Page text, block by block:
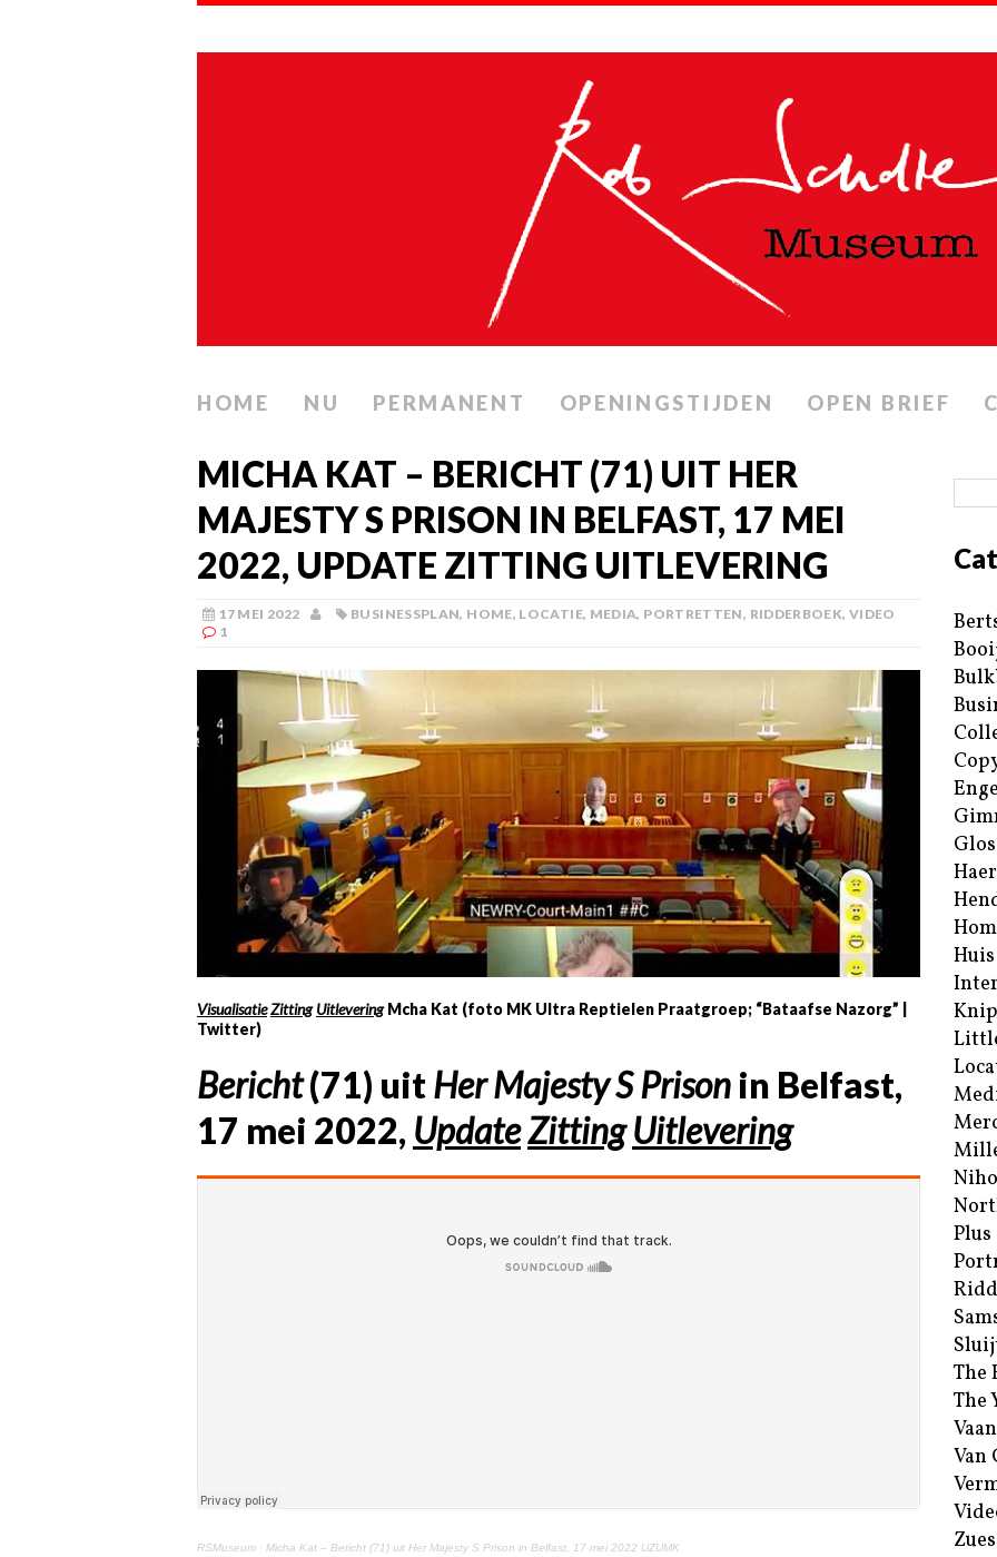
HOME NU PERMANENT OPENINGSTIJDEN OPEN BRIEF
MICHA KAT – BERICHT (71) UIT HER
MAJESTY S PRISON IN BELFAST, 17 MEI
2022, UPDATE ZITTING UITLEVERING
17 MEI 2022 BUSINESSPLAN, HOME, LOCATIE, MEDIA, PORTRETTEN, RIDDERBOEK, VIDEO
1
VisualisatieZitting UitleveringMcha Kat (foto MK Ultra Reptielen Praatgroep; “Bataafse Nazorg” |
Twitter)
Bericht(71) uitHer Majesty S Prison in Belfast,
17 mei 2022, UpdateZitting Uitlevering
RSMuseum · Micha Kat – Bericht (71) uit Her Majesty S Prison in Belfast, 17 mei 2022 UZUMK
Plus
The
The
Van